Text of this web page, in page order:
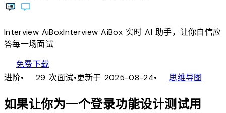
Interview AiBoxInterviewAiBox实时 AI 助手，让你自信应
答每一场面试
免费下载
进阶• 29 次面试•更新于 2025-08-24• account_tree思维导图
如果让你为一个登录功能设计测试用